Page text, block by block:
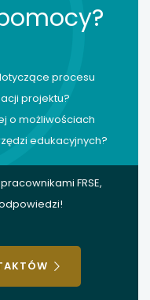
procesu
projektu?
o możliwościach
edukacyjnych?
FRSE,